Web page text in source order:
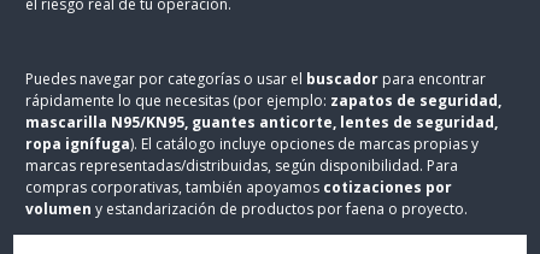
el riesgo real de tu operación.
Puedes navegar por categorías o usar el buscador para encontrar
rápidamente lo que necesitas (por ejemplo: zapatos de seguridad,
mascarilla N95/KN95, guantes anticorte, lentes de seguridad,
ropa ignífuga). El catálogo incluye opciones de marcas propias y
marcas representadas/distribuidas, según disponibilidad. Para
compras corporativas, también apoyamos cotizaciones por
volumen y estandarización de productos por faena o proyecto.